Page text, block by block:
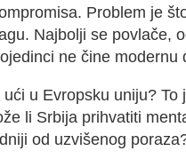
Problem je
Najbolji se povlače,
ne čine
u Evropsku uniju?
li Srbija prihvatiti
od uzvišenog